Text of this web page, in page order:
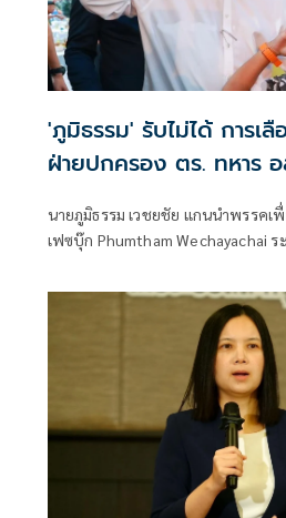
'ภูมิธรรม' รับไม่ได้ การเ
ฝ่ายปกครอง ตร. ทหาร
นายภูมิธรรม เวชยชัย แกนนำพรรค
เฟซบุ๊ก Phumtham Wechayachai